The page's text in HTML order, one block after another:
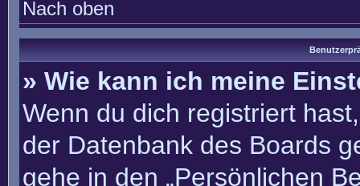
Nach oben
» Wie kann ich meine
Wenn du dich registriert
der Datenbank des Boards
gehe in den „Persönlichen